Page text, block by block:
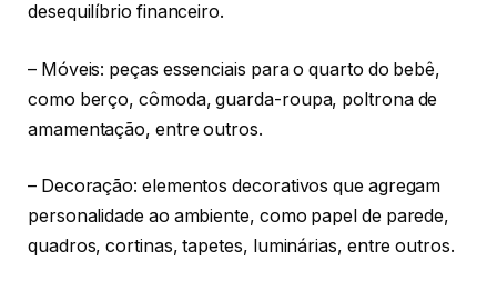
desequilíbrio financeiro.
– Móveis: peças essenciais para o quarto do bebê,
como berço, cômoda, guarda-roupa, poltrona de
amamentação, entre outros.
– Decoração: elementos decorativos que agregam
personalidade ao ambiente, como papel de parede,
quadros, cortinas, tapetes, luminárias, entre outros.